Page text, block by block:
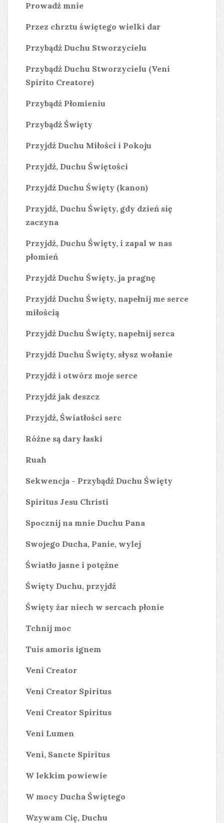
Prowadź mnie
Przez chrztu świętego wielki dar
Przybądź Duchu Stworzycielu
Przybądź Duchu Stworzycielu (Veni
Spirito Creatore)
Przybądź Płomieniu
Przybądź Święty
Przyjdź Duchu Miłości i Pokoju
Przyjdź, Duchu Świętości
Przyjdź Duchu Święty (kanon)
Przyjdź, Duchu Święty, gdy dzień się
zaczyna
Przyjdź, Duchu Święty, i zapal w nas
płomień
Przyjdź Duchu Święty, ja pragnę
Przyjdź Duchu Święty, napełnij me serce
miłością
Przyjdź Duchu Święty, napełnij serca
Przyjdź Duchu Święty, słysz wołanie
Przyjdź i otwórz moje serce
Przyjdź jak deszcz
Przyjdź, Światłości serc
Różne są dary łaski
Ruah
Sekwencja - Przybądź Duchu Święty
Spiritus Jesu Christi
Spocznij na mnie Duchu Pana
Swojego Ducha, Panie, wylej
Światło jasne i potężne
Święty Duchu, przyjdź
Święty żar niech w sercach płonie
Tchnij moc
Tuis amoris ignem
Veni Creator
Veni Creator Spiritus
Veni Creator Spiritus
Veni Lumen
Veni, Sancte Spiritus
W lekkim powiewie
W mocy Ducha Świętego
Wzywam Cię, Duchu